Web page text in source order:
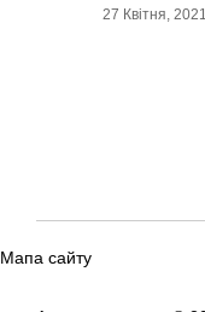
27 Квітня, 2021
Мапа сайту